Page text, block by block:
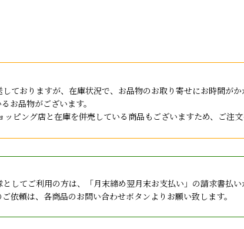
ておりますが、在庫状況で、お品物のお取り寄せにお時間がか
お品物がございます。
ピング店と在庫を併売している商品もございますため、ご注
してご利用の方は、「月末締め翌月末お支払い」の請求書払
依頼は、各商品のお問い合わせボタンよりお願い致します。